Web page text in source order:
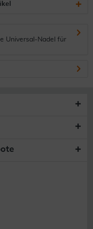
Universal-Nadel für